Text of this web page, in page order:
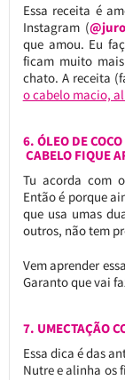
Essa receita é
Instagram (
que amou. Eu
ficam muito
chato. A receita
o cabelo macio,
6. ÓLEO DE
CABELO FIQUE
Tu acorda com
Então é porque
que usa umas
outros, não tem
Vem aprender
Garanto que vai
7. UMECTAÇÃO
Essa dica é das
Nutre e alinha os